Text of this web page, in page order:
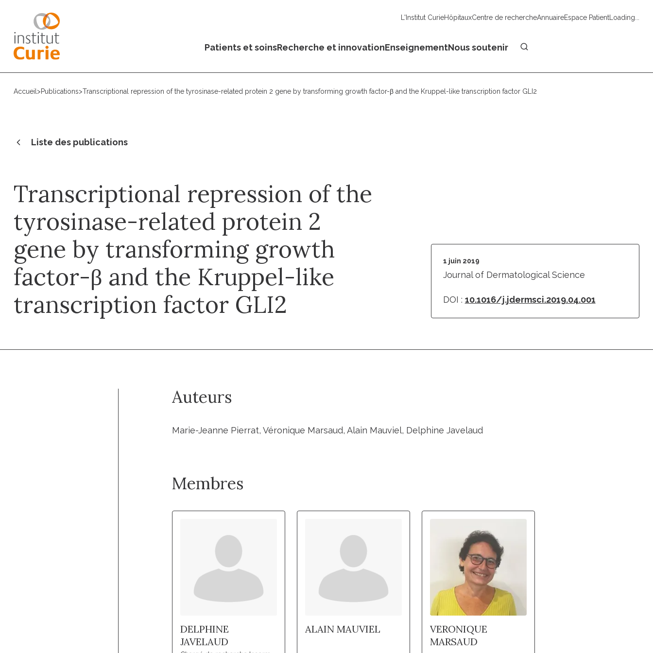
L'Institut CurieHôpitauxCentre de rechercheAnnuaireEspace PatientLoading...
Patients et soinsRecherche et innovationEnseignementNous soutenir
Accueil >Publications>Transcriptional repression of the tyrosinase-related protein 2 gene by transforming growth factor-β and the Kruppel-like transcription factor GLI2
Liste des publications
Transcriptional repression of the
tyrosinase-related protein 2
gene by transforming growth
factor-β and the Kruppel-like
transcription factor GLI2
1 juin 2019
Journal of Dermatological Science
DOI : 10.1016/j.jdermsci.2019.04.001
Auteurs
Marie-Jeanne Pierrat, Véronique Marsaud, Alain Mauviel, Delphine Javelaud
Membres
DELPHINE
JAVELAUD
ALAIN MAUVIEL
VERONIQUE
MARSAUD